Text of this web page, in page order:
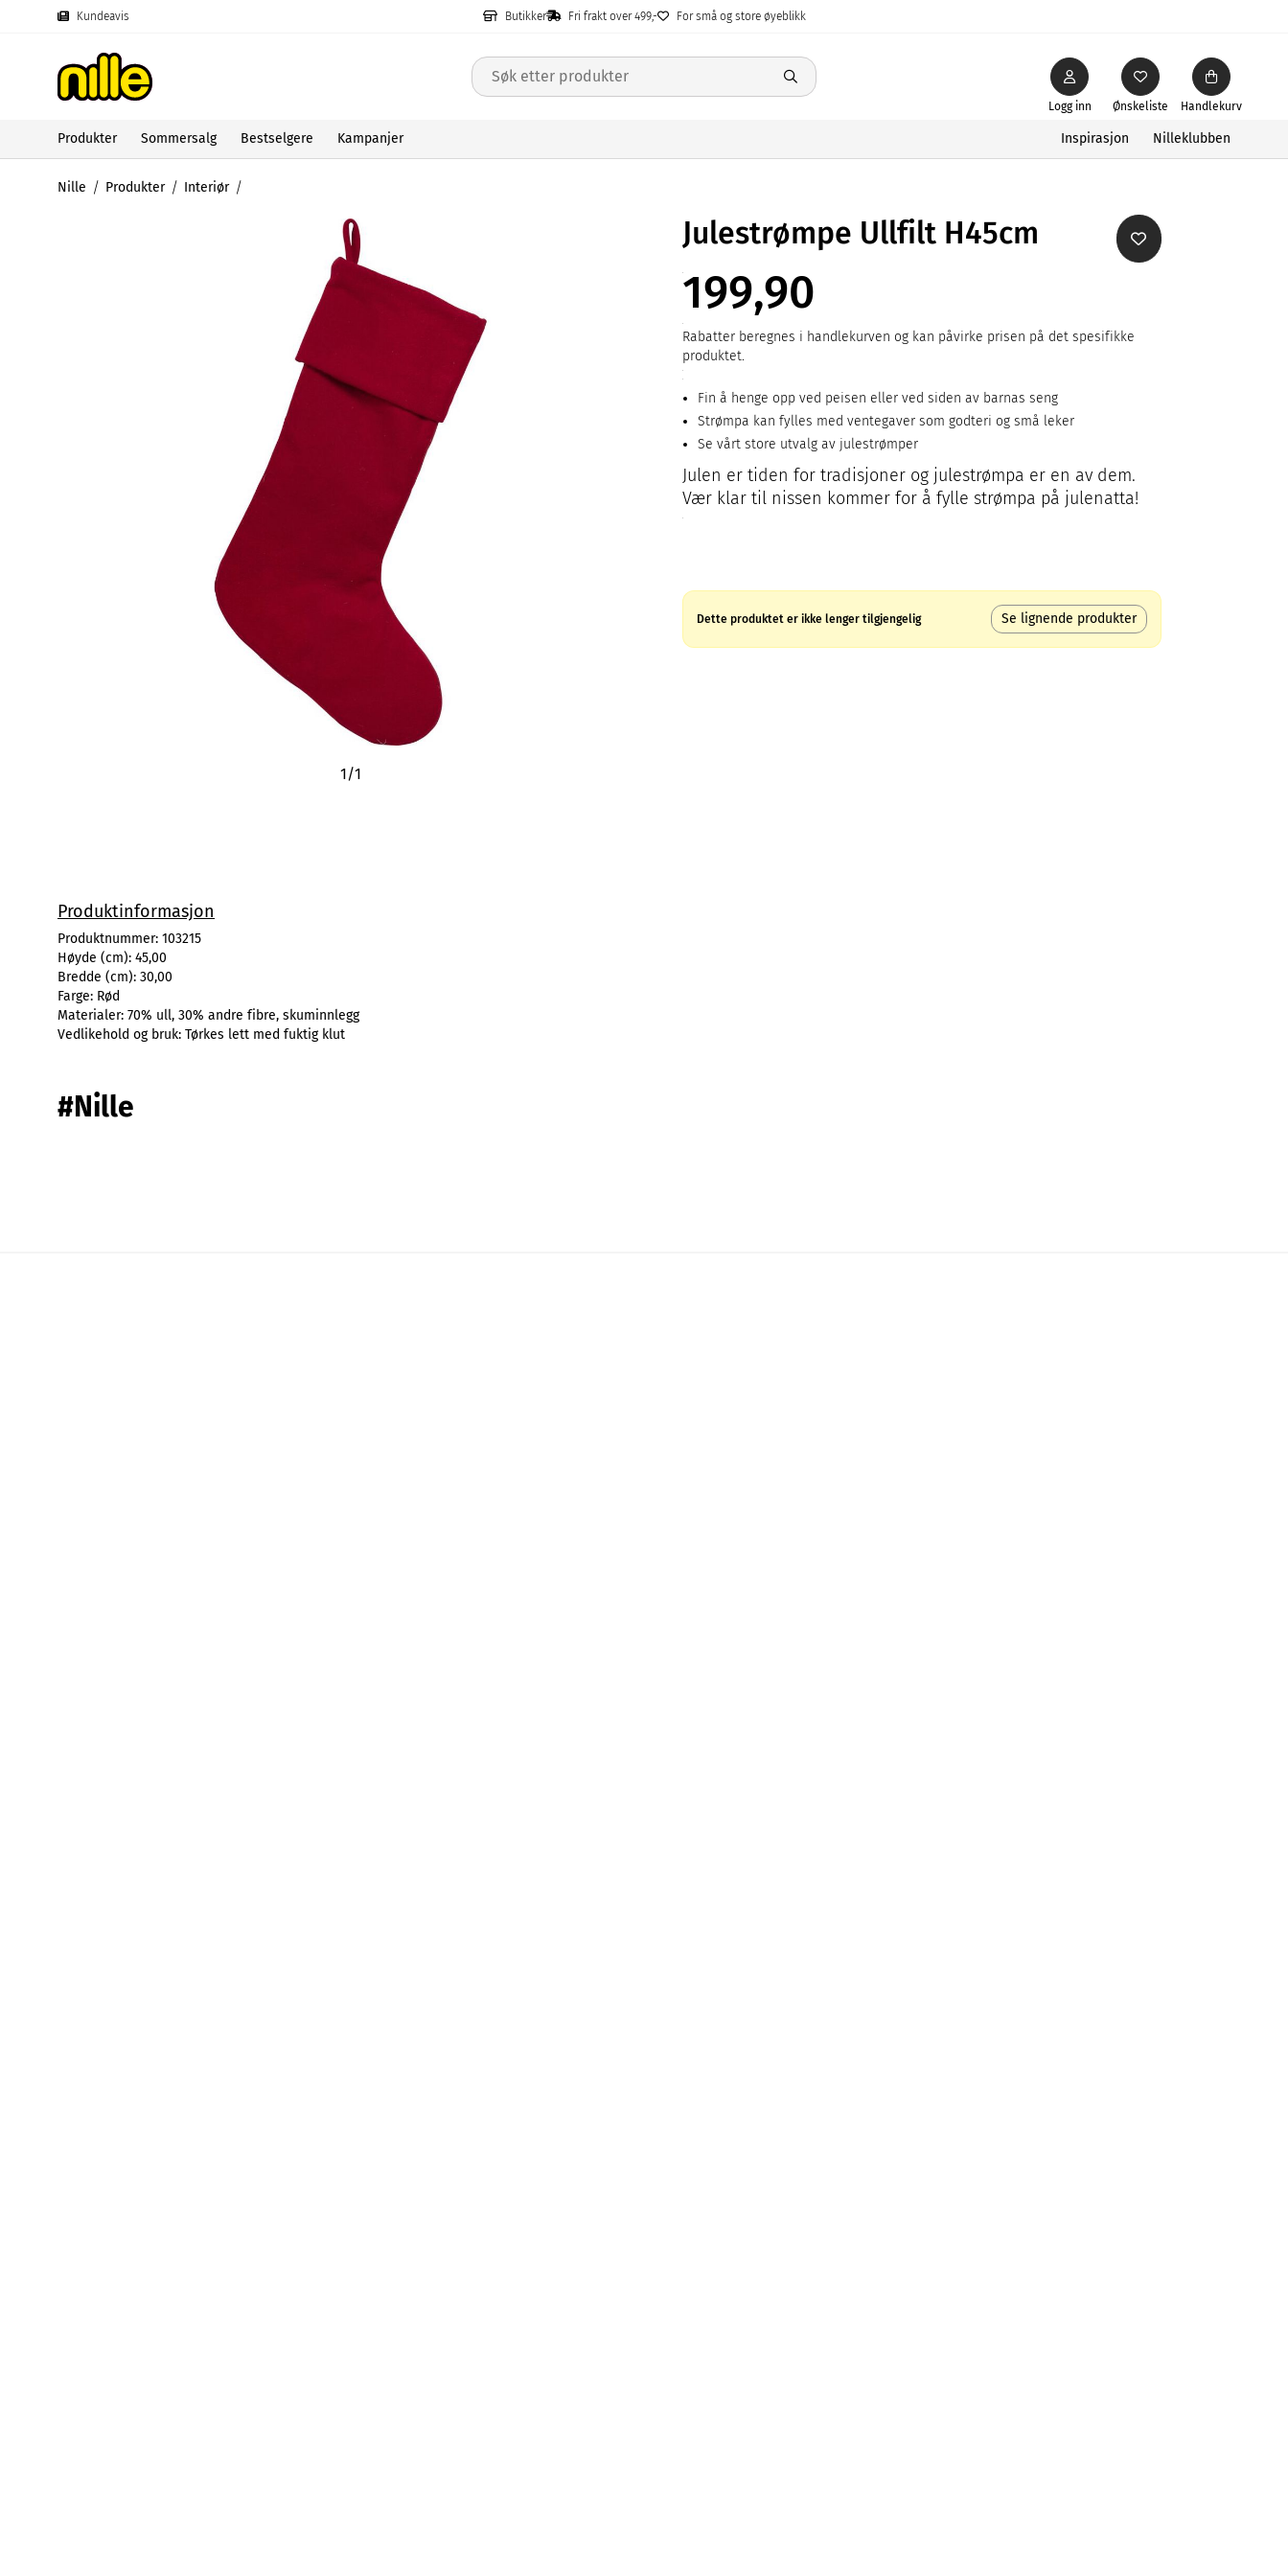
Kundeavis Butikker Fri frakt over 499,- For små og store øyeblikk
Ønskeliste
Logg inn Handlekurv
Produkter Sommersalg Bestselgere Kampanjer Inspirasjon Nilleklubben
Nille Produkter Interiør
1/1
Julestrømpe Ullfilt H45cm
199,90
Rabatter beregnes i handlekurven og kan påvirke prisen på det spesifikke
produktet.
Fin å henge opp ved peisen eller ved siden av barnas seng
Strømpa kan fylles med ventegaver som godteri og små leker
Se vårt store utvalg av julestrømper
Julen er tiden for tradisjoner og julestrømpa er en av dem.
Vær klar til nissen kommer for å fylle strømpa på julenatta!
Dette produktet er ikke lenger tilgjengelig Se lignende produkter
Produktinformasjon
Produktnummer: 103215
Høyde (cm): 45,00
Bredde (cm): 30,00
Farge: Rød
Materialer: 70% ull, 30% andre fibre, skuminnlegg
Vedlikehold og bruk: Tørkes lett med fuktig klut
#Nille